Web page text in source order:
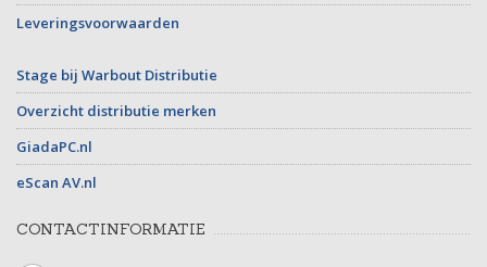
Leveringsvoorwaarden
Stage bij Warbout Distributie
Overzicht distributie merken
GiadaPC.nl
eScan AV.nl
CONTACTINFORMATIE